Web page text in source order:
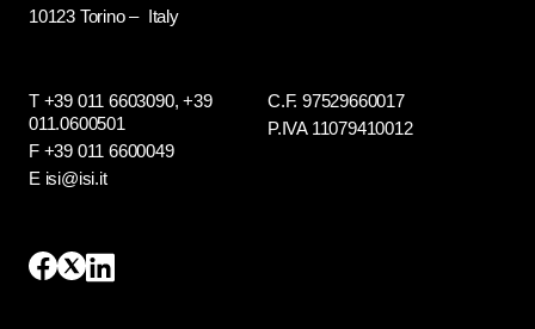
10123 Torino – Italy
T +39 011 6603090,+39
011.0600501
F +39 011 6600049
E isi@isi.it
C.F. 97529660017
P.IVA 11079410012